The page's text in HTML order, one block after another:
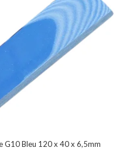
G10 Bleu 120 x 40 x 6,5mm